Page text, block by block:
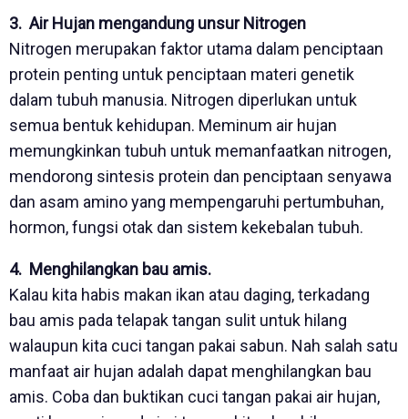
3. Air Hujan mengandung unsur Nitrogen
Nitrogen merupakan faktor utama dalam penciptaan
protein penting untuk penciptaan materi genetik
dalam tubuh manusia. Nitrogen diperlukan untuk
semua bentuk kehidupan. Meminum air hujan
memungkinkan tubuh untuk memanfaatkan nitrogen,
mendorong sintesis protein dan penciptaan senyawa
dan asam amino yang mempengaruhi pertumbuhan,
hormon, fungsi otak dan sistem kekebalan tubuh.
4. Menghilangkan bau amis.
Kalau kita habis makan ikan atau daging, terkadang
bau amis pada telapak tangan sulit untuk hilang
walaupun kita cuci tangan pakai sabun. Nah salah satu
manfaat air hujan adalah dapat menghilangkan bau
amis. Coba dan buktikan cuci tangan pakai air hujan,